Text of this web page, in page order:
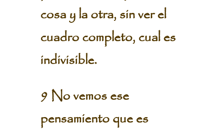
cosa y la otra, sin ver el
cuadro completo, cual es
indivisible.
9 No vemos ese
pensamiento que es